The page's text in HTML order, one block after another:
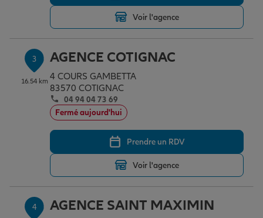
Garantie des accidents de la vie
Assurance scolaire
Protection juridique
Tous nos devis d'assurance
Voir l'agence
3
16.54 km
AGENCE COTIGNAC
4 COURS GAMBETTA
83570 COTIGNAC
04 94 04 73 69
Fermé aujourd'hui
Prendre un RDV
Voir l'agence
4 AGENCE SAINT MAXIMIN